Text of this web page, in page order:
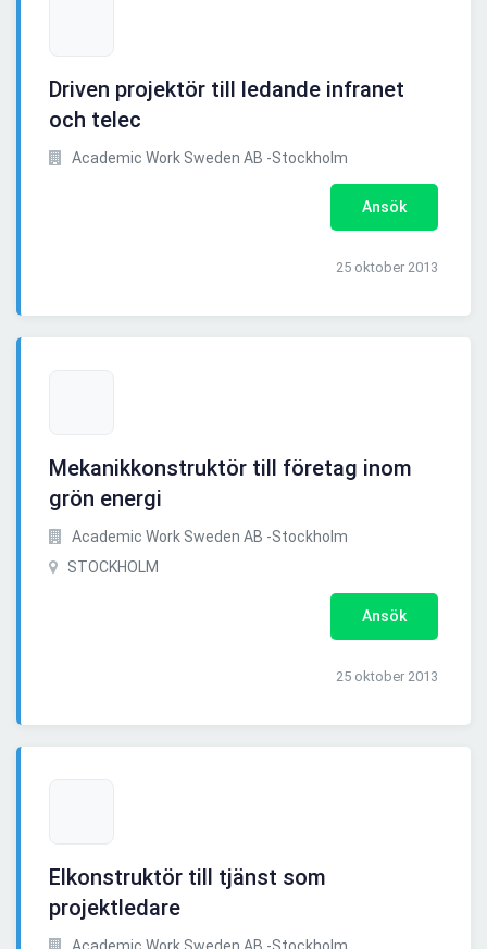
Driven projektör till ledande infranet
och telec
Academic Work Sweden AB -Stockholm
Ansök
25 oktober 2013
Mekanikkonstruktör till företag inom
grön energi
Academic Work Sweden AB -Stockholm
STOCKHOLM
Ansök
25 oktober 2013
Elkonstruktör till tjänst som
projektledare